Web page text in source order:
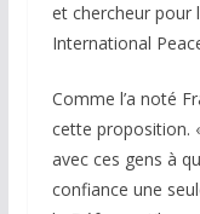
et chercheur pour
International
Comme l’a noté
cette proposition.
avec ces gens à
confiance une